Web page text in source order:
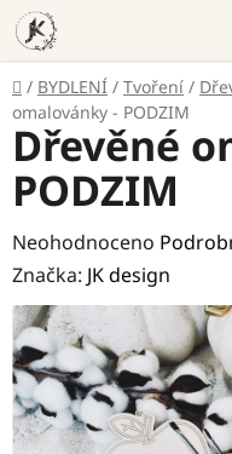
Přejít
na
obsah
Domů
/ BYDLENÍ / Tvoření /
omalovánky - PODZIM
Dřevěné
PODZIM
Průměrné
hodnocení
produktu
je
0,0
z
5
Neohodnoceno
Značka: JK design